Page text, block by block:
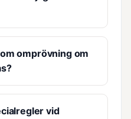
omprövning om
vid